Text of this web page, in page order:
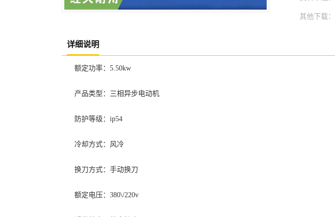
其他下载：
详细说明
额定功率：5.50kw
产品类型：三相异步电动机
防护等级：ip54
冷却方式：风冷
换刀方式：手动换刀
额定电压：380\/220v